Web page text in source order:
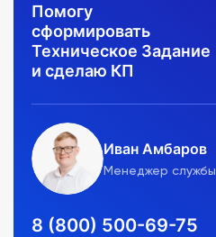
Помогу
сформировать
Техническое Задание
и сделаю КП
Иван Амбаров
Менеджер
8 (800) 500-69-75